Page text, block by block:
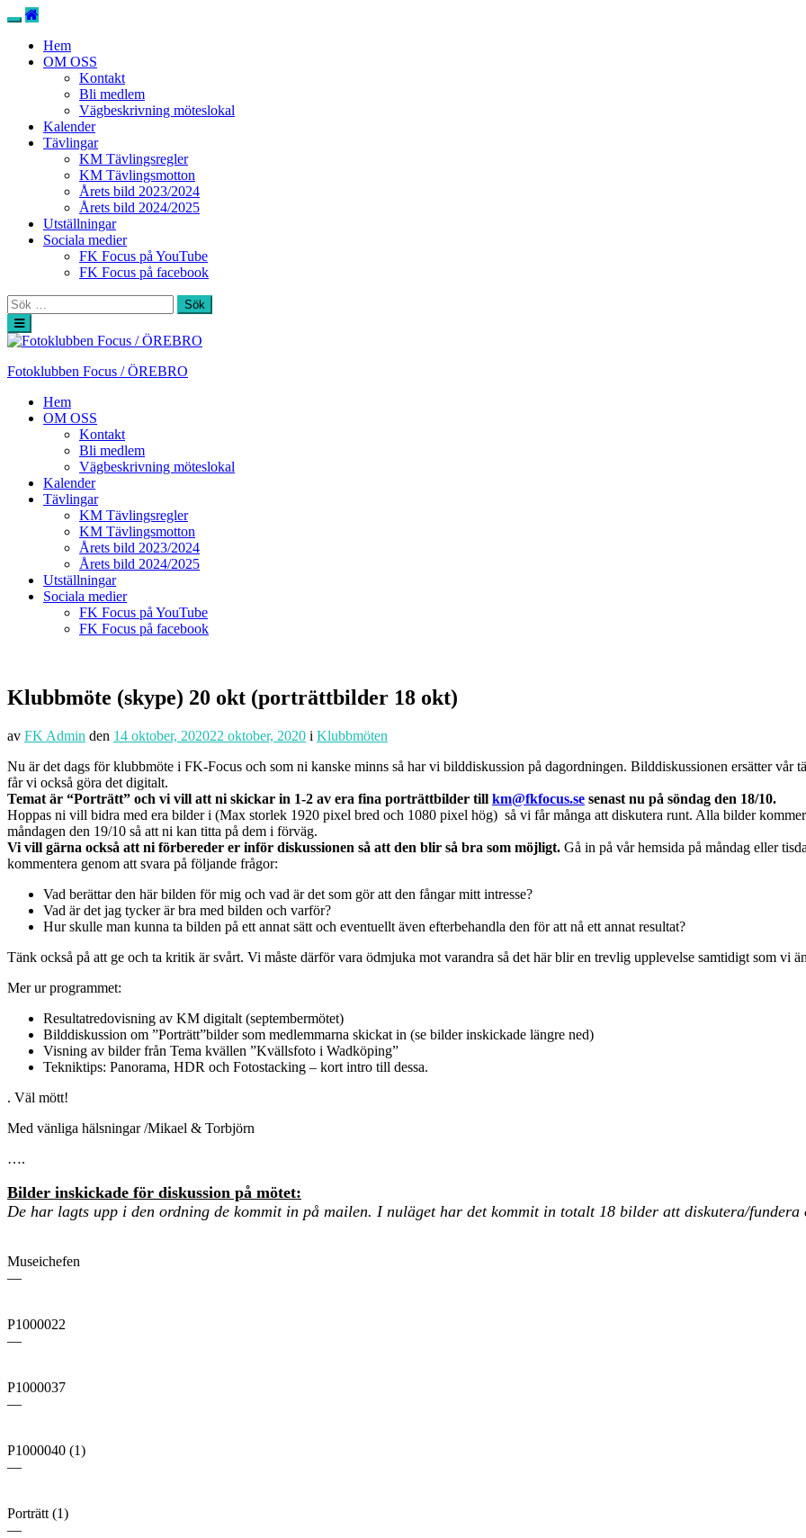
Hem
OM OSS
Kontakt
Bli medlem
Vägbeskrivning möteslokal
Kalender
Tävlingar
KM Tävlingsregler
KM Tävlingsmotton
Årets bild 2023/2024
Årets bild 2024/2025
Utställningar
Sociala medier
FK Focus på YouTube
FK Focus på facebook
Sök
efter:
Hoppa
till
Fotoklubben Focus / ÖREBRO
Hem
OM OSS
Kontakt
Bli medlem
Vägbeskrivning möteslokal
Kalender
Tävlingar
KM Tävlingsregler
KM Tävlingsmotton
Årets bild 2023/2024
Årets bild 2024/2025
Utställningar
Sociala medier
FK Focus på YouTube
FK Focus på facebook
Klubbmöte (skype) 20 okt (porträttbilder 18 okt)
av FK Admin den 14 oktober, 202022 oktober, 2020 i Klubbmöten
Nu är det dags för klubbmöte i FK-Focus och som ni kanske minns så har vi bilddiskussion på dagordningen. Bilddiskussionen ersätter
får vi också göra det digitalt.
Temat är “Porträtt” och vi vill att ni skickar in 1-2 av era fina porträttbilder till km@fkfocus.se senast nu på söndag den 18/10.
Hoppas ni vill bidra med era bilder i (Max storlek 1920 pixel bred och 1080 pixel hög) så vi får många att diskutera runt. Alla bilder kommer
måndagen den 19/10 så att ni kan titta på dem i förväg.
Vi vill gärna också att ni förbereder er inför diskussionen så att den blir så bra som möjligt. Gå in på vår hemsida på måndag eller
kommentera genom att svara på följande frågor:
Vad berättar den här bilden för mig och vad är det som gör att den fångar mitt intresse?
Vad är det jag tycker är bra med bilden och varför?
Hur skulle man kunna ta bilden på ett annat sätt och eventuellt även efterbehandla den för att nå ett annat resultat?
Tänk också på att ge och ta kritik är svårt. Vi måste därför vara ödmjuka mot varandra så det här blir en trevlig upplevelse samtidigt som vi
Mer ur programmet:
Resultatredovisning av KM digitalt (septembermötet)
Bilddiskussion om ”Porträtt”bilder som medlemmarna skickat in (se bilder inskickade längre ned)
Visning av bilder från Tema kvällen ”Kvällsfoto i Wadköping”
Tekniktips: Panorama, HDR och Fotostacking – kort intro till dessa.
. Väl mött!
Med vänliga hälsningar /Mikael & Torbjörn
….
Bilder inskickade för diskussion på mötet:
De har lagts upp i den ordning de kommit in på mailen. I nuläget har det kommit in totalt 18 bilder att diskutera/fundera
Museichefen
—
P1000022
—
P1000037
—
P1000040 (1)
—
Porträtt (1)
—